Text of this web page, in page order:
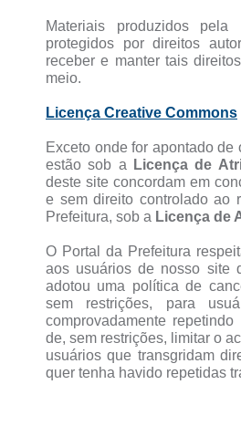
Materiais produzidos
protegidos por direitos
receber e manter tais
meio.
Licença Creative Commons
Exceto onde for apontado de
estão sob a Licença de
deste site concordam em
e sem direito controlado ao
Prefeitura, sob a Licença de
O Portal da Prefeitura
aos usuários de nosso site
adotou uma política de
sem restrições, para
comprovadamente
de, sem restrições, limitar o
usuários que transgridam
quer tenha havido repetidas